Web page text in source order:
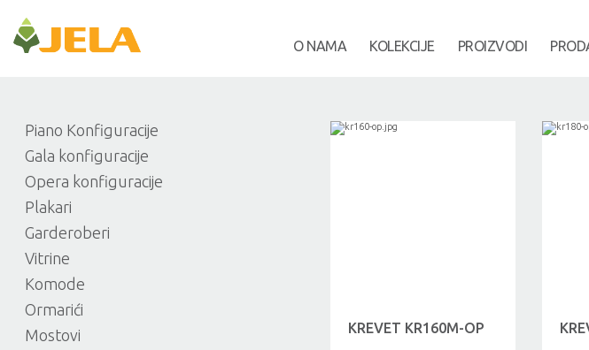
O NAMA KOLEKCIJE PROIZVODI
KREVET KR160M-OP
Piano Konfiguracije
Gala konfiguracije
Opera konfiguracije
Plakari
Garderoberi
Vitrine
Komode
Ormarići
Mostovi